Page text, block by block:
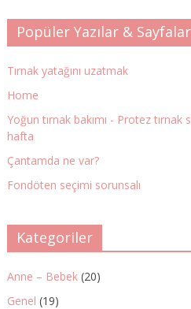
Popüler Yazılar & Sayfalar
Tırnak yatağını uzatmak
Home
Yoğun tırnak bakımı - Protez tırnak
hafta
Çantamda ne var?
Fondöten seçimi sorunsalı
Kategoriler
Anne – Bebek (20)
Genel (19)